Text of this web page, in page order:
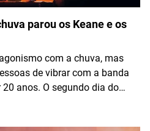
parou os Keane e os
com a chuva, mas
de vibrar com a banda
anos. O segundo dia do